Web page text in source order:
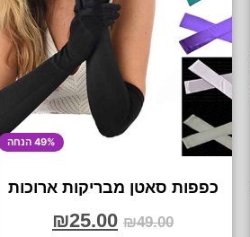
49% הנחה
כפפות סאטן מבריקות ארוכות
₪49.00
₪25.00